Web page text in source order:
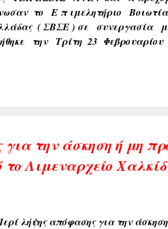
το Ε π ιμελητήριο
( ΣΒΣΕ ) σε συνεργασία
την Τρίτη 23
την άσκηση ή μη
Λιμεναρχείο
λήψης απόφασης για την